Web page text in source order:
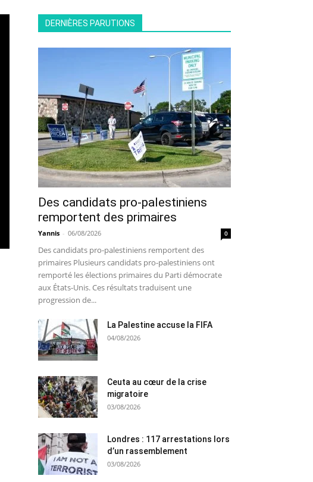
DERNIÈRES PARUTIONS
Des candidats pro-palestiniens
remportent des primaires
Yannis - 06/08/2026 0
Des candidats pro-palestiniens remportent des
primaires Plusieurs candidats pro-palestiniens ont
remporté les élections primaires du Parti démocrate
aux États-Unis. Ces résultats traduisent une
progression de...
La Palestine accuse la FIFA
04/08/2026
Ceuta au cœur de la crise
migratoire
03/08/2026
Londres : 117 arrestations lors
d’un rassemblement
03/08/2026